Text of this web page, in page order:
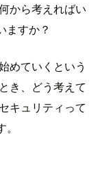
から考えればい
ますか？
めていくという
き、どう考えて
キュリティって